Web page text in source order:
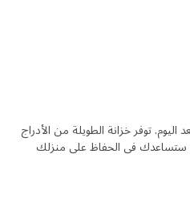
توفر خزانة الطويلة من الأدراج
ستساعدك في الحفاظ على منزلك